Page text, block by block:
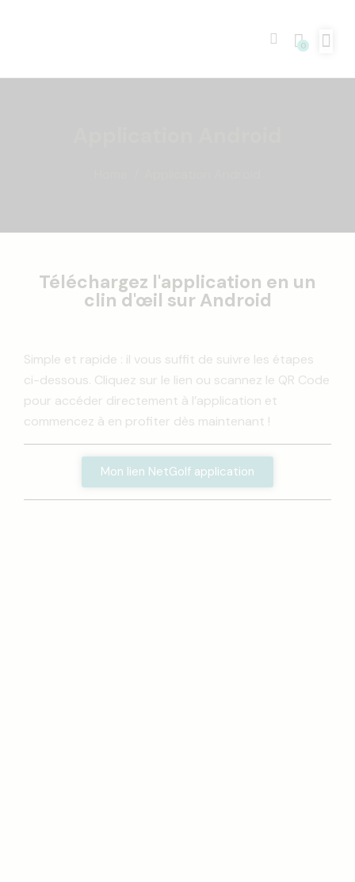
0
Téléchargez l'application en un
clin d'œil sur Android
Simple et rapide : il vous suffit de suivre les étapes
ci-dessous. Cliquez sur le lien ou scannez le QR Code
pour accéder directement à l’application et
commencez à en profiter dès maintenant !
Mon lien NetGolf application